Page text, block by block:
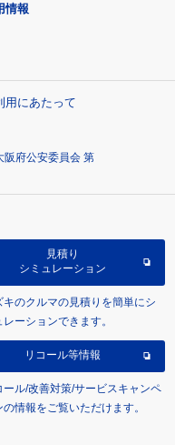
情報
用にあたって
阪府公安委員会 第
見積り
シミュレーション
キのクルマの見積りを簡単にシ
レーションできます。
リコール等情報
ール/改善対策/サービスキャンペ
の情報をご覧いただけます。